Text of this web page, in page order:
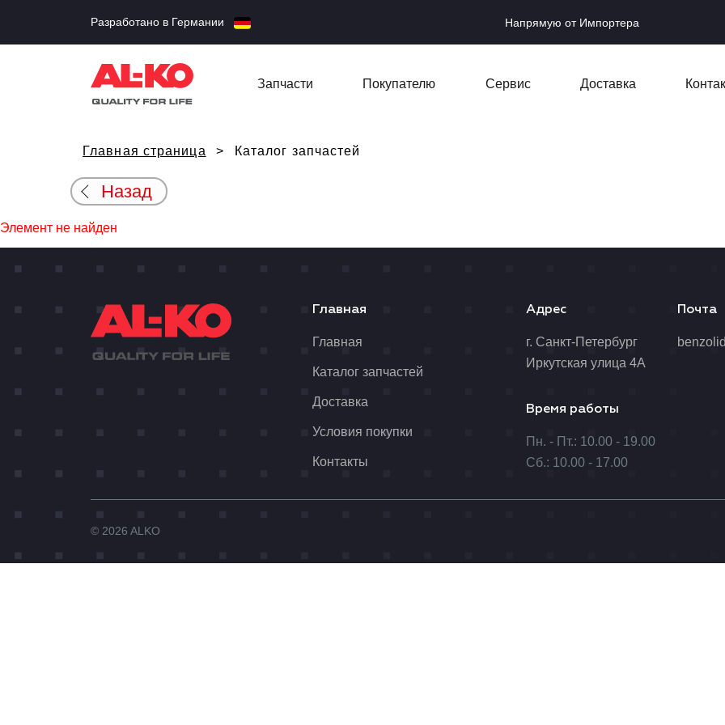
Разработано в Германии Напрямую от Импортера
Запчасти Покупателю Сервис Доставка
Главная страница Каталог запчастей
Назад
Элемент не найден
Главная
Главная
Каталог запчастей
Доставка
Условия покупки
Контакты
Адрес
г. Санкт-Петербург
Иркутская улица 4А
Время работы
Пн. - Пт.: 10.00 - 19.00
Сб.: 10.00 - 17.00
Почта
© 2026 ALKO